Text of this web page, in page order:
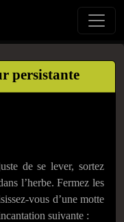
persistante
de se lever, sortez
l’herbe. Fermez les
vous d’une motte
suivante :